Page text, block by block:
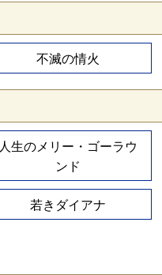
不滅の情火
人生のメリー・ゴーラウ
ンド
若きダイアナ